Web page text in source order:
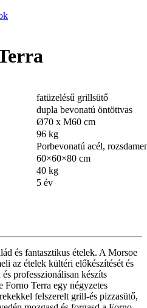
fatüzelésű grillsütő
dupla bevonatú öntöttvas
Ø70 x M60 cm
96 kg
Porbevonatú acél,
60×60×80 cm
40 kg
5 év
és fantasztikus ételek. A Morsoe
az ételek kültéri előkészítését és
professzionálisan készíts
Forno Terra egy négyzetes
felszerelt grill-és pizzasütő,